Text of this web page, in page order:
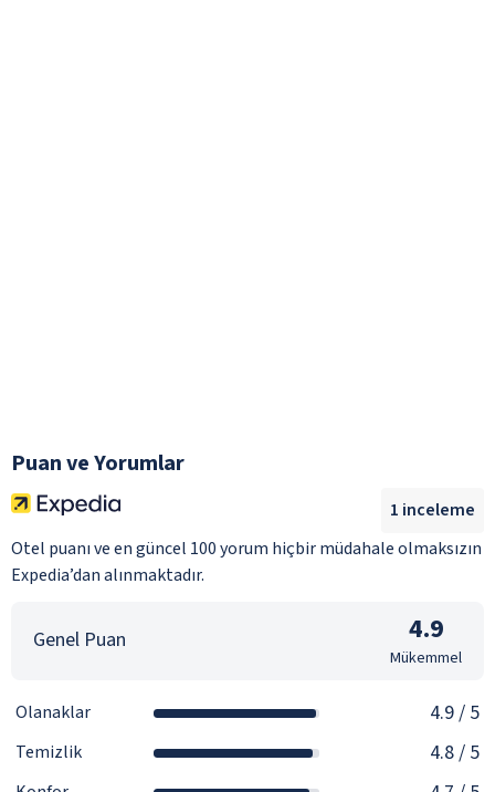
Puan ve Yorumlar
Otel puanı ve en güncel 100 yorum hiçbir müdahale olmaksızın
Expedia’dan alınmaktadır.
1 inceleme
Genel Puan 4.9
Mükemmel
Olanaklar 4.9/ 5
Temizlik 4.8/ 5